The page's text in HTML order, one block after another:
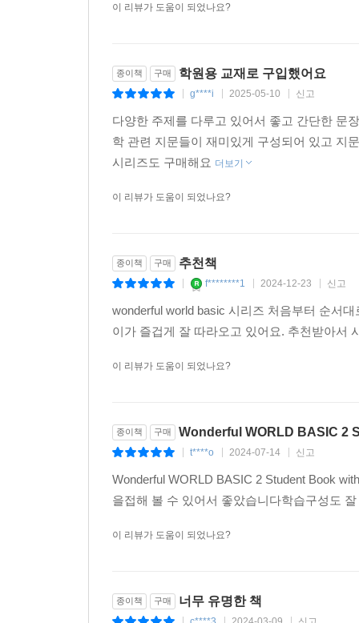
이 리뷰가 도움이 되었나요?
종이책 구매 학원용 교재로 구입했어요
g****i 2025-05-10 신고
다양한 주제를 다루고 있어서 좋고 간단한 문
학 관련 지문들이 재미있게 구성되어 있고 지
시리즈도 구매해요 더보기
이 리뷰가 도움이 되었나요?
종이책 구매 추천책
f********1 2024-12-23 신고
wonderful world basic 시리즈 처음부터 순서
이가 즐겁게 잘 따라오고 있어요. 추천받아서
이 리뷰가 도움이 되었나요?
종이책 구매 Wonderful WORLD BASIC 2
t****o 2024-07-14 신고
Wonderful WORLD BASIC 2 Student Book
을접해 볼 수 있어서 좋았습니다학습구성도
이 리뷰가 도움이 되었나요?
종이책 구매 너무 유명한 책